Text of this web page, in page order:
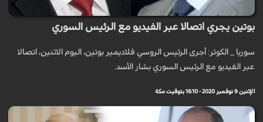
بوتين يجري اتصالا عبر الفيديو مع الرئيس السوري
سوريا _ الكوثر: أجرى الرئيس الروسي فلاديمير بوتين، اليوم الاثنين، اتصالا
عبر الفيديو مع الرئيس السوري بشار الأسد.
الإثنين 9 نوفمبر 2020 - 16:10 بتوقيت مكة